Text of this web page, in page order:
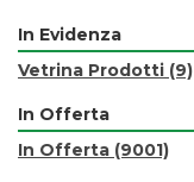
In Evidenza
Vetrina Prodotti (9)
In Offerta
In Offerta (9001)